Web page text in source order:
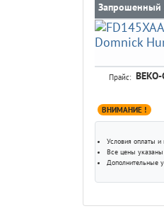
Запрошенный
Прайс:
ВНИМАНИЕ !
Условия оплаты и
Все цены указаны
Дополнительные